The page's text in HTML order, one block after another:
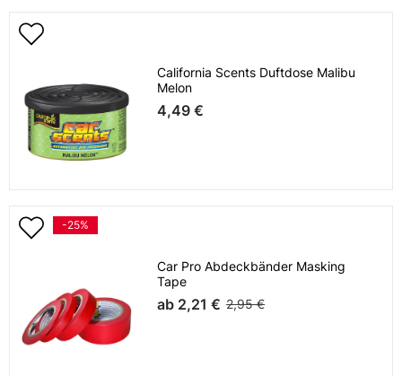
California Scents Duftdose Malibu
Melon
4,49 €
-25%
Car Pro Abdeckbänder Masking
Tape
ab 2,21 € 2,95 €